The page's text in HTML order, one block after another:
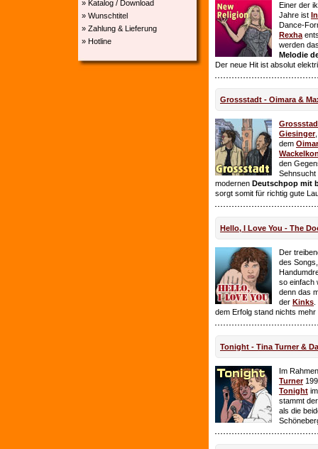
» Katalog / Download
» Wunschtitel
» Zahlung & Lieferung
» Hotline
Einer der
Jahre ist
Dance-
Rexha
werden
Melodie
Der neue Hit ist absolut
Grossstadt - Oimara &
Giesinger
dem
den
Sehnsucht
modernen Deutschpop mit
sorgt somit für richtig gute
Hello, I Love You - The
Der
des
so einfach
denn das
der Kinks
dem Erfolg stand nichts mehr
Tonight - Tina Turner &
Im
Turner
Tonight
stammt
als die